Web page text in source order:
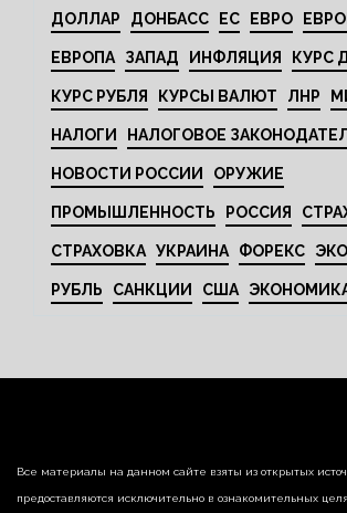
ДОЛЛАР ДОНБАСС ЕС ЕВРО
ЕВРОПА ЗАПАД ИНФЛЯЦИЯ КУРС
КУРС РУБЛЯ КУРСЫ ВАЛЮТ ЛНР
НАЛОГИ НАЛОГОВОЕ
НОВОСТИ РОССИИ ОРУЖИЕ
ПРОМЫШЛЕННОСТЬ РОССИЯ
СТРАХОВКА УКРАИНА ФОРЕКС
РУБЛЬ САНКЦИИ США
Все материалы на данном сайте взяты из открытых
предоставляются исключительно в ознакомительных